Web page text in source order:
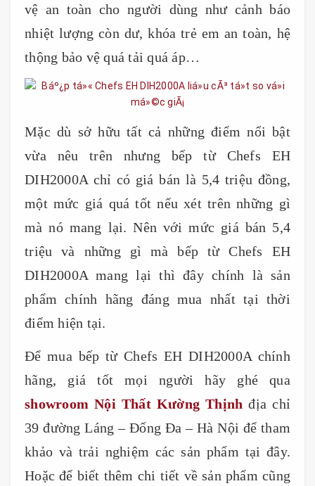
vệ an toàn cho người dùng như cảnh báo
nhiệt lượng còn dư, khóa trẻ em an toàn, hệ
thộng bảo vệ quá tải quá áp…
Mặc dù sở hữu tất cả những điểm nổi bật
vừa nêu trên nhưng bếp từ Chefs EH
DIH2000A chỉ có giá bán là 5,4 triệu đồng,
một mức giá quá tốt nếu xét trên những gì
mà nó mang lại. Nên với mức giá bán 5,4
triệu và những gì mà bếp từ Chefs EH
DIH2000A mang lại thì đây chính là sản
phẩm chính hãng đáng mua nhất tại thời
điểm hiện tại.
Để mua bếp từ Chefs EH DIH2000A chính
hãng, giá tốt mọi người hãy ghé qua
showroom Nội Thất Kường Thịnh địa chỉ
39 đường Láng – Đống Đa – Hà Nội để tham
khảo và trải nghiệm các sản phẩm tại đây.
Hoặc để biết thêm chi tiết về sản phẩm cũng